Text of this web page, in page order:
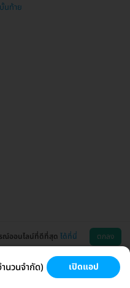
นท้าย
ช่วยเหลือ โหลดแอพ
รณ์ออนไลน์ที่ดีที่สุด ได้ที่นี่ ตกลง
นวนจำกัด) เปิดแอป